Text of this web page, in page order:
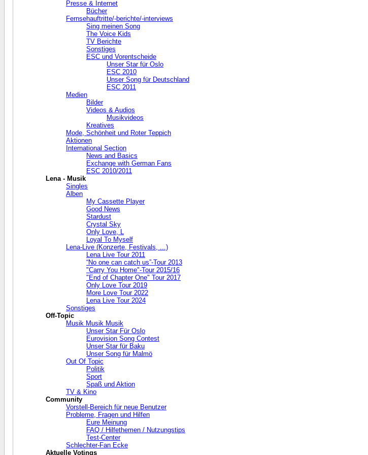
Presse & Internet
Bücher
Fernsehauftritte/-berichte/-interviews
Sing meinen Song
The Voice Kids
TV Berichte
Sonstiges
ESC und Vorentscheide
Unser Star für Oslo
ESC 2010
Unser Song für Deutschland
ESC 2011
Medien
Bilder
Videos & Audios
Musikvideos
Kreatives
Mode, Schönheit und Roter Teppich
Aktionen
International Section
News and Basics
Exchange with German Fans
ESC 2010/2011
Lena - Musik
Singles
Alben
My Cassette Player
Good News
Stardust
Crystal Sky
Only Love, L
Loyal To Myself
Lena-Live (Konzerte, Festivals, ...)
Lena Live Tour 2011
“No one can catch us”-Tour 2013
"Carry You Home"-Tour 2015/16
"End of Chapter One" Tour 2017
Only Love Tour 2019
More Love Tour 2022
Lena Live Tour 2024
Sonstiges
Off-Topic
Musik Musik Musik
Unser Star Für Oslo
Eurovision Song Contest
Unser Star für Baku
Unser Song für Malmö
Out Of Topic
Politik
Sport
Spaß und Aktion
TV & Kino
Community
Vorstell-Bereich für neue Benutzer
Probleme, Fragen und Hilfen
Eure Meinung
FAQ / Hilfethemen / Nutzungstips
Test-Center
Schlechter-Fan Ecke
Aktuelle Votings